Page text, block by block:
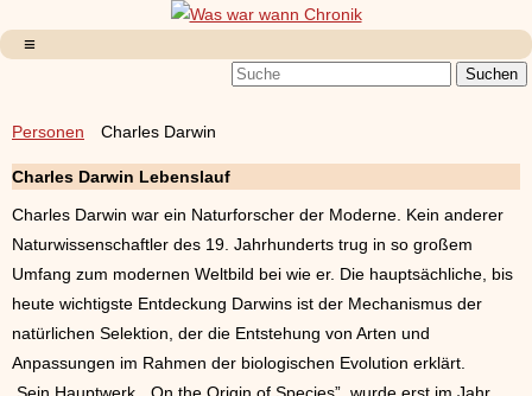
Personen Charles Darwin
Charles Darwin Lebenslauf
Charles Darwin war ein Naturforscher der Moderne. Kein anderer
Naturwissenschaftler des 19. Jahrhunderts trug in so großem
Umfang zum modernen Weltbild bei wie er. Die hauptsächliche, bis
heute wichtigste Entdeckung Darwins ist der Mechanismus der
natürlichen Selektion, der die Entstehung von Arten und
Anpassungen im Rahmen der biologischen Evolution erklärt.